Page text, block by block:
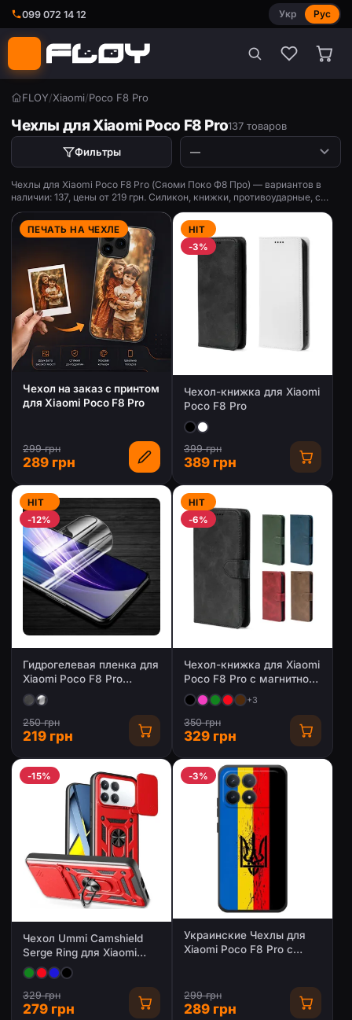
099 072 14 12 Укр Рус
FLOY/Xiaomi/Poco F8 Pro
Чехлы для Xiaomi Poco F8 Pro137 товаров
Фильтры
Чехлы для Xiaomi Poco F8 Pro (Сяоми Поко Ф8 Про) — вариантов в
наличии: 137, цены от 219 грн. Силикон, книжки, противоударные, с
принтом.
ПЕЧАТЬ НА ЧЕХЛЕ
Чехол на заказ с принтом
для Xiaomi Poco F8 Pro
299 грн
289 грн
HIT
-3%
Чехол-книжка для Xiaomi
Poco F8 Pro
399 грн
389 грн
HIT
-12%
Гидрогелевая пленка для
Xiaomi Poco F8 Pro
(Глянцевая / Матовая)
250 грн
219 грн
HIT
-6%
Чехол-книжка для Xiaomi
Poco F8 Pro с магнитной
застежкой
+3
350 грн
329 грн
-15%
Чехол Ummi Camshield
Serge Ring для Xiaomi
Poco F8 Pro
329 грн
279 грн
-3%
Украинские Чехлы для
Xiaomi Poco F8 Pro с
299 грн
289 грн